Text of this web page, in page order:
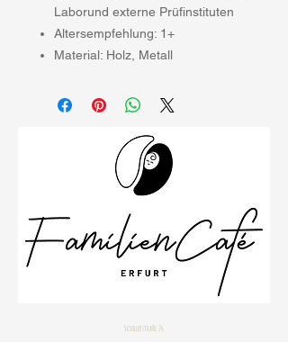
Laborund externe Prüfinstituten
Altersempfehlung: 1+
Material: Holz, Metall
Schillerstraße 26